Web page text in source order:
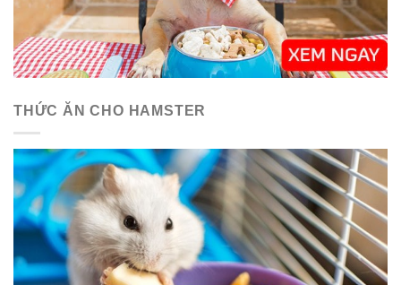
THỨC ĂN CHO HAMSTER